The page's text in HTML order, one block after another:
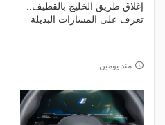
إغلاق طريق الخليج بالقطيف..
تعرف على المسارات البديلة
منذ يومين